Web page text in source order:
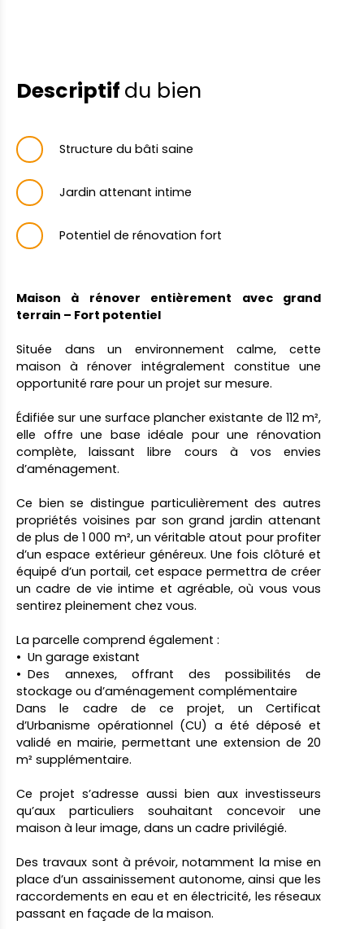
Descriptif du bien
Structure du bâti saine
Jardin attenant intime
Potentiel de rénovation fort
Maison à rénover entièrement avec grand
terrain – Fort potentiel
Située dans un environnement calme, cette
maison à rénover intégralement constitue une
opportunité rare pour un projet sur mesure.
Édifiée sur une surface plancher existante de 112 m²,
elle offre une base idéale pour une rénovation
complète, laissant libre cours à vos envies
d’aménagement.
Ce bien se distingue particulièrement des autres
propriétés voisines par son grand jardin attenant
de plus de 1 000 m², un véritable atout pour profiter
d’un espace extérieur généreux. Une fois clôturé et
équipé d’un portail, cet espace permettra de créer
un cadre de vie intime et agréable, où vous vous
sentirez pleinement chez vous.
La parcelle comprend également :
Un garage existant
Des annexes, offrant des possibilités de
stockage ou d’aménagement complémentaire
Dans le cadre de ce projet, un Certificat
d’Urbanisme opérationnel (CU) a été déposé et
validé en mairie, permettant une extension de 20
m² supplémentaire.
Ce projet s’adresse aussi bien aux investisseurs
qu’aux particuliers souhaitant concevoir une
maison à leur image, dans un cadre privilégié.
Des travaux sont à prévoir, notamment la mise en
place d’un assainissement autonome, ainsi que les
raccordements en eau et en électricité, les réseaux
passant en façade de la maison.